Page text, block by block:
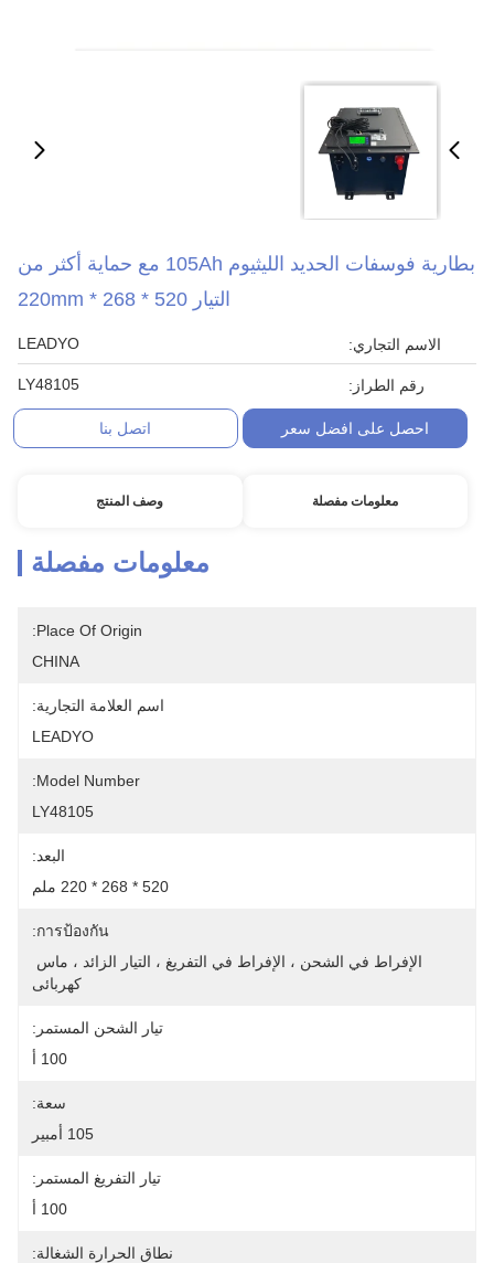
بطارية فوسفات الحديد الليثيوم 105Ah مع حماية أكثر من
التيار 520 * 268 * 220mm
الاسم التجاري: LEADYO
رقم الطراز: LY48105
احصل على افضل سعر اتصل بنا
معلومات مفصلة وصف المنتج
معلومات مفصلة
Place Of Origin:
CHINA
اسم العلامة التجارية:
LEADYO
Model Number:
LY48105
البعد:
520 * 268 * 220 ملم
การป้องกัน:
كهربائى
تيار الشحن المستمر:
100 أ
سعة:
105 أمبير
تيار التفريغ المستمر:
100 أ
نطاق الحرارة الشغالة: